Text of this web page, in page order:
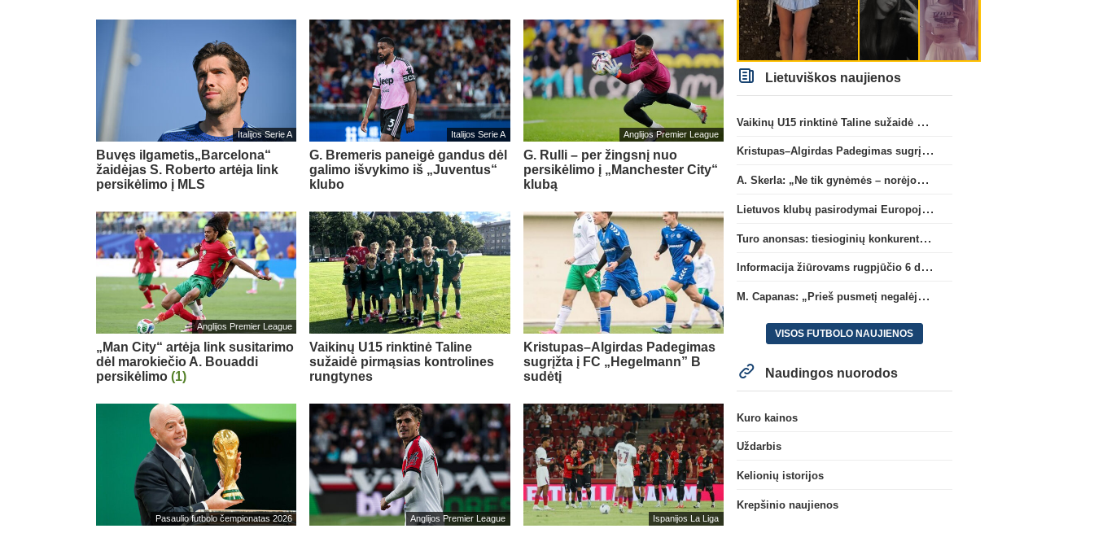
Italijos Serie A
Buvęs ilgametis„Barcelona“
žaidėjas S. Roberto artėja link
persikėlimo į MLS
Italijos Serie A
G. Bremeris paneigė gandus dėl
galimo išvykimo iš „Juventus“
klubo
Anglijos Premier League
G. Rulli – per žingsnį nuo
persikėlimo į „Manchester City“
klubą
Anglijos Premier League
„Man City“ artėja link susitarimo
dėl marokiečio A. Bouaddi
persikėlimo (1)
Vaikinų U15 rinktinė Taline
sužaidė pirmąsias kontrolines
rungtynes
Kristupas–Algirdas Padegimas
sugrįžta į FC „Hegelmann” B
sudėtį
Pasaulio futbolo čempionatas 2026 Anglijos Premier League Ispanijos La Liga
Lietuviškos naujienos
Vaikinų U15 rinktinė Taline sužaidė pirmąsias kontrolines rungtynes
Kristupas–Algirdas Padegimas sugrįžta į FC „Hegelmann” B sudėtį
A. Skerla: „Ne tik gynėmės – norėjome atakuoti“
Lietuvos klubų pasirodymai Europoje: patirti pralaimėjimai Kroatijos atstovams
Turo anonsas: tiesioginių konkurentų dvikova Gargžduose
Informacija žiūrovams rugpjūčio 6 d. UEFA rungtynėms
M. Capanas: „Prieš pusmetį negalėjau net įsivaizduoti, kad žaisime prieš „Hajduk“
VISOS FUTBOLO NAUJIENOS
Naudingos nuorodos
Kuro kainos
Uždarbis
Kelionių istorijos
Krepšinio naujienos